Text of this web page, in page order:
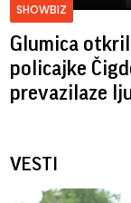
SHOWBIZ
Glumica
policajke
prevazilaze
VESTI